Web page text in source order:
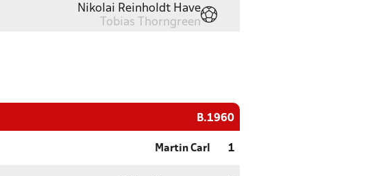
Nikolai Reinholdt Have
Tobias Thorngreen
B.1960
Martin Carl 1